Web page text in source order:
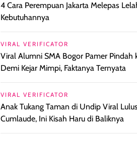
4 Cara Perempuan Jakarta Melepas
Kebutuhannya
VIRAL VERIFICATOR
Viral Alumni SMA Bogor Pamer Pindah
Demi Kejar Mimpi, Faktanya Ternyata
VIRAL VERIFICATOR
Anak Tukang Taman di Undip Viral
Cumlaude, Ini Kisah Haru di Baliknya